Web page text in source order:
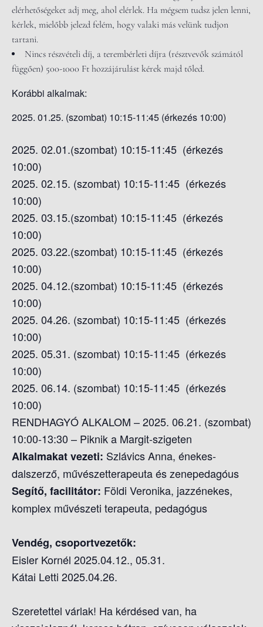
elérhetőségeket adj meg, ahol elérlek. Ha mégsem tudsz jelen lenni,
kérlek, mielőbb jelezd felém, hogy valaki más velünk tudjon
tartani.
Nincs részvételi díj, a terembérleti díjra (résztvevők számától
függően) 500-1000 Ft hozzájárulást kérek majd tőled.
Korábbi alkalmak:
2025. 01.25. (szombat) 10:15-11:45 (érkezés 10:00)
2025. 02.01.(szombat) 10:15-11:45 (érkezés
10:00)
2025. 02.15. (szombat) 10:15-11:45 (érkezés
10:00)
2025. 03.15.(szombat) 10:15-11:45 (érkezés
10:00)
2025. 03.22.(szombat) 10:15-11:45 (érkezés
10:00)
2025. 04.12.(szombat) 10:15-11:45 (érkezés
10:00)
2025. 04.26. (szombat) 10:15-11:45 (érkezés
10:00)
2025. 05.31. (szombat) 10:15-11:45 (érkezés
10:00)
2025. 06.14. (szombat) 10:15-11:45 (érkezés
10:00)
RENDHAGYÓ ALKALOM – 2025. 06.21. (szombat)
10:00-13:30 – Piknik a Margit-szigeten
Alkalmakat vezeti: Szlávics Anna, énekes-
dalszerző, művészetterapeuta és zenepedagóus
Segítő, facilitátor: Földi Veronika, jazzénekes,
komplex művészeti terapeuta, pedagógus
Vendég, csoportvezetők:
Eisler Kornél 2025.04.12., 05.31.
Kátai Letti 2025.04.26.
Szeretettel várlak! Ha kérdésed van, ha